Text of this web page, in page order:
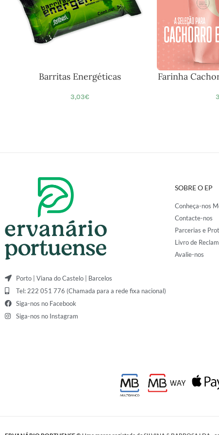
Barritas Energéticas
3,03€
Farinha
Porto | Viana do Castelo | Barcelos
Tel: 222 051 776 (Chamada para a rede fixa nacional)
Siga-nos no Facebook
Siga-nos no Instagram
SOBRE O EP
Conheça-nos
Contacte-nos
Parcerias e
Livro de
Avalie-nos